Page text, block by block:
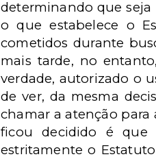
determinando que seja
o que estabelece o
cometidos durante
mais tarde, no
verdade, autorizado o
de ver, da mesma
chamar a atenção
ficou decidido é que
estritamente o